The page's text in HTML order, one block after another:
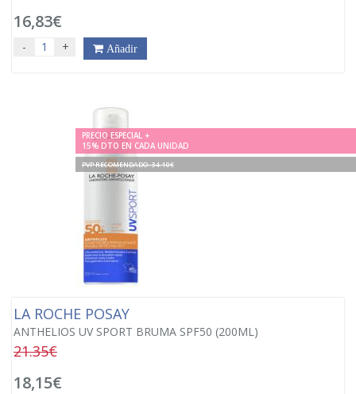
16,83€
- + Añadir
PRECIO ESPECIAL +
15% DTO EN CADA UNIDAD
PVP RECOMENDADO. 34.10€
LA ROCHE POSAY
ANTHELIOS UV SPORT BRUMA SPF50 (200ML)
21.35€
18,15€